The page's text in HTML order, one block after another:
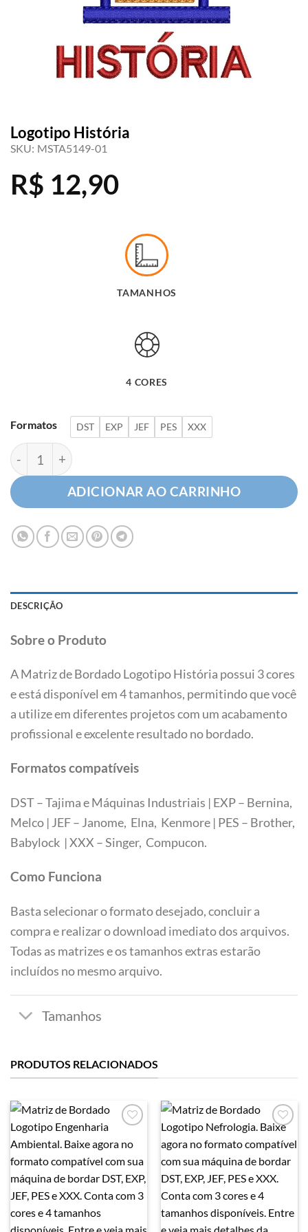
Logotipo História
SKU: MSTA5149-01
R$ 12,90
TAMANHOS
4 CORES
Formatos DST EXP JEF PES XXX
Logotipo História quantidade
ADICIONAR AO CARRINHO
DESCRIÇÃO
Sobre o Produto
A Matriz de Bordado Logotipo História possui 3 cores
e está disponível em 4 tamanhos, permitindo que você
a utilize em diferentes projetos com um acabamento
profissional e excelente resultado no bordado.
Formatos compatíveis
DST – Tajima e Máquinas Industriais | EXP – Bernina,
Melco | JEF – Janome, Elna, Kenmore | PES – Brother,
Babylock | XXX – Singer, Compucon.
Como Funciona
Basta selecionar o formato desejado, concluir a
compra e realizar o download imediato dos arquivos.
Todas as matrizes e os tamanhos extras estarão
incluídos no mesmo arquivo.
Tamanhos
PRODUTOS RELACIONADOS